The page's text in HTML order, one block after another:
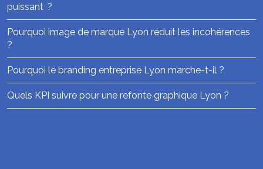
puissant ?
Pourquoi image de marque Lyon réduit les incohérences
?
Pourquoi le branding entreprise Lyon marche-t-il ?
Quels KPI suivre pour une refonte graphique Lyon ?